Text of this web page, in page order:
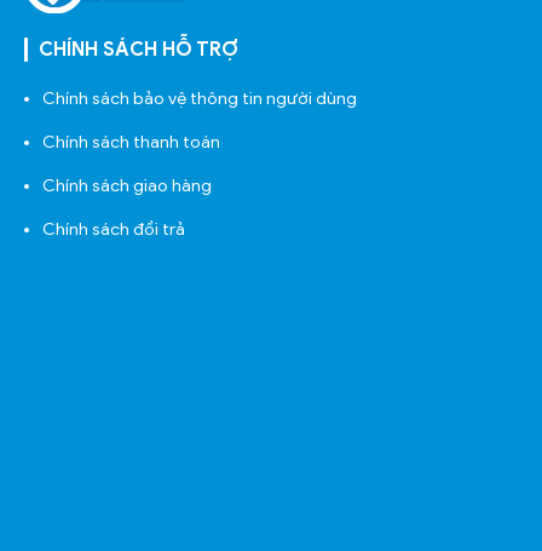
CHÍNH SÁCH HỖ TRỢ
Chính sách bảo vệ thông tin người dùng
Chính sách thanh toán
Chính sách giao hàng
Chính sách đổi trả